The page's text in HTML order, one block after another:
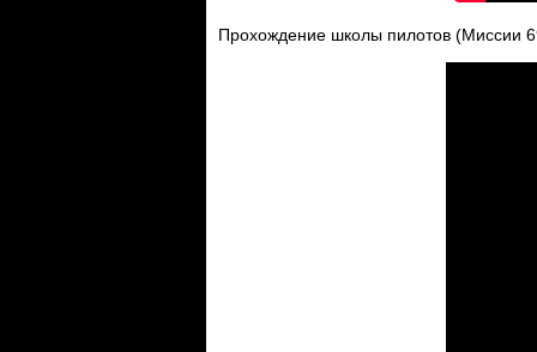
Прохождение школы пилотов (Миссии